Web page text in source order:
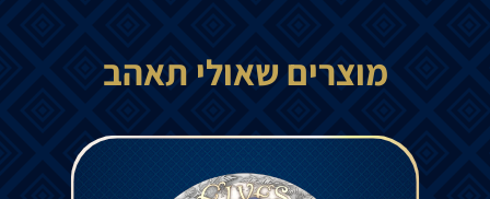
מוצרים שאולי תאהב